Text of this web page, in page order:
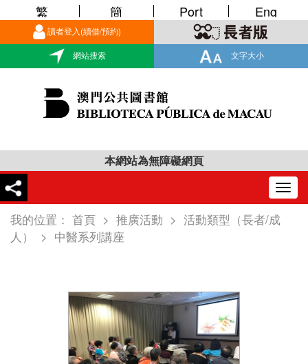
讀者登入(續借/預約)
網站搜索 文字大小
繁 簡 Port Eng
本網站為無障礙網頁
我的位置： 首頁 > 推廣活動 > 活動類型（長者/成
人）
> 中醫系列講座